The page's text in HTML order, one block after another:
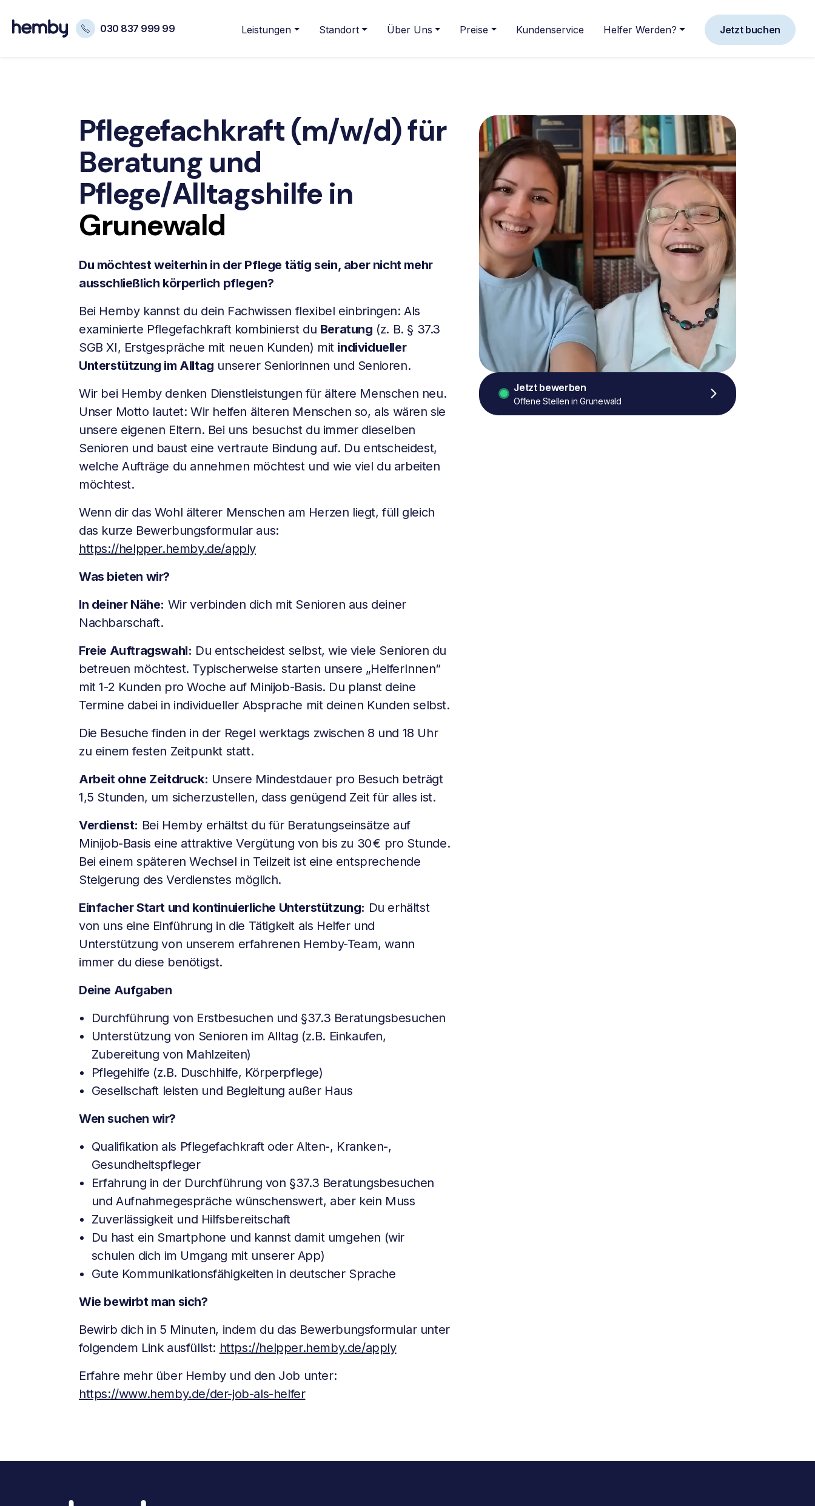
030 837 999 99 Leistungen Standort Über Uns Preise Kundenservice Helfer Werden? Jetzt buchen
Pflegefachkraft (m/w/d) für
Beratung und
Pflege/Alltagshilfe in
Grunewald
Du möchtest weiterhin in der Pflege tätig sein, aber nicht mehr
ausschließlich körperlich pflegen?
Bei Hemby kannst du dein Fachwissen flexibel einbringen: Als
examinierte Pflegefachkraft kombinierst du Beratung (z. B. § 37.3
SGB XI, Erstgespräche mit neuen Kunden) mit individueller
Unterstützung im Alltag unserer Seniorinnen und Senioren.
Wir bei Hemby denken Dienstleistungen für ältere Menschen neu.
Unser Motto lautet: Wir helfen älteren Menschen so, als wären sie
unsere eigenen Eltern. Bei uns besuchst du immer dieselben
Senioren und baust eine vertraute Bindung auf. Du entscheidest,
welche Aufträge du annehmen möchtest und wie viel du arbeiten
möchtest.
Wenn dir das Wohl älterer Menschen am Herzen liegt, füll gleich
das kurze Bewerbungsformular aus:
https://helpper.hemby.de/apply
Was bieten wir?
In deiner Nähe: Wir verbinden dich mit Senioren aus deiner
Nachbarschaft.
Freie Auftragswahl: Du entscheidest selbst, wie viele Senioren du
betreuen möchtest. Typischerweise starten unsere „HelferInnen“
mit 1-2 Kunden pro Woche auf Minijob-Basis. Du planst deine
Termine dabei in individueller Absprache mit deinen Kunden selbst.
Die Besuche finden in der Regel werktags zwischen 8 und 18 Uhr
zu einem festen Zeitpunkt statt.
Arbeit ohne Zeitdruck: Unsere Mindestdauer pro Besuch beträgt
1,5 Stunden, um sicherzustellen, dass genügend Zeit für alles ist.
Verdienst: Bei Hemby erhältst du für Beratungseinsätze auf
Minijob-Basis eine attraktive Vergütung von bis zu 30 € pro Stunde.
Bei einem späteren Wechsel in Teilzeit ist eine entsprechende
Steigerung des Verdienstes möglich.
Einfacher Start und kontinuierliche Unterstützung: Du erhältst
von uns eine Einführung in die Tätigkeit als Helfer und
Unterstützung von unserem erfahrenen Hemby-Team, wann
immer du diese benötigst.
Deine Aufgaben
Durchführung von Erstbesuchen und §37.3 Beratungsbesuchen
Unterstützung von Senioren im Alltag (z.B. Einkaufen,
Zubereitung von Mahlzeiten)
Pflegehilfe (z.B. Duschhilfe, Körperpflege)
Gesellschaft leisten und Begleitung außer Haus
Wen suchen wir?
Qualifikation als Pflegefachkraft oder Alten-, Kranken-,
Gesundheitspfleger
Erfahrung in der Durchführung von §37.3 Beratungsbesuchen
und Aufnahmegespräche wünschenswert, aber kein Muss
Zuverlässigkeit und Hilfsbereitschaft
Du hast ein Smartphone und kannst damit umgehen (wir
schulen dich im Umgang mit unserer App)
Gute Kommunikationsfähigkeiten in deutscher Sprache
Wie bewirbt man sich?
Bewirb dich in 5 Minuten, indem du das Bewerbungsformular unter
folgendem Link ausfüllst: https://helpper.hemby.de/apply
Erfahre mehr über Hemby und den Job unter:
https://www.hemby.de/der-job-als-helfer
Jetzt bewerben
Offene Stellen in Grunewald